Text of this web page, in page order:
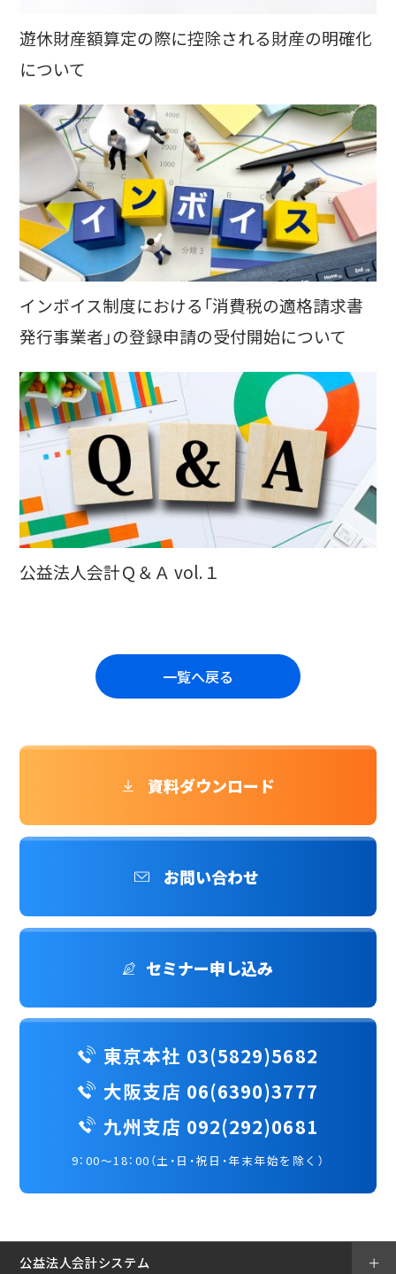
遊休財産額算定の際に控除される財産の明確化
について
インボイス制度における「消費税の適格請求書
発行事業者」の登録申請の受付開始について
公益法人会計Ｑ＆Ａ vol.１
一覧へ戻る
資料ダウンロード
お問い合わせ
セミナー申し込み
東京本社 03(5829)5682
大阪支店 06(6390)3777
九州支店 092(292)0681
9：00～18：00（土・日・祝日・年末年始を除く）
公益法人会計システム ＋